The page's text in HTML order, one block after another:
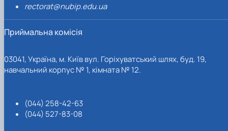
rectorat@nubip.edu.ua
Приймальна комісія
03041, Україна, м. Київ вул. Горіхуватський шлях, буд. 19,
навчальний корпус № 1, кімната № 12.
(044) 258-42-63
(044) 527-83-08